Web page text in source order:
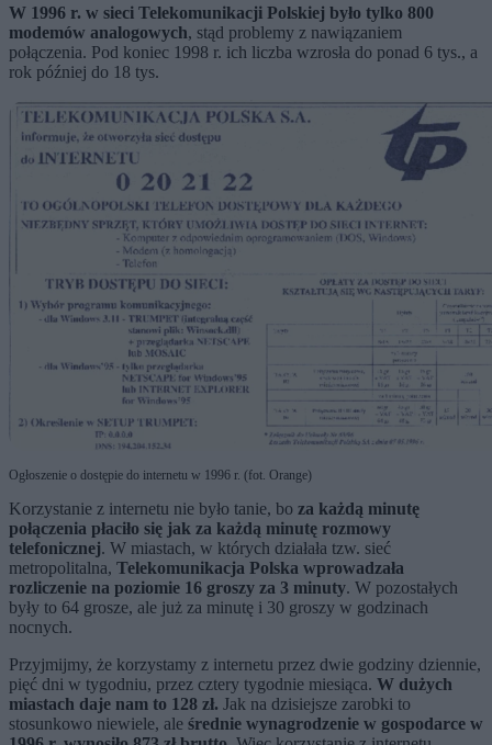
W 1996 r. w sieci Telekomunikacji Polskiej było tylko 800
modemów analogowych, stąd problemy z nawiązaniem
połączenia. Pod koniec 1998 r. ich liczba wzrosła do ponad 6 tys., a
rok później do 18 tys.
Ogłoszenie o dostępie do internetu w 1996 r. (fot. Orange)
Korzystanie z internetu nie było tanie, bo za każdą minutę
połączenia płaciło się jak za każdą minutę rozmowy
telefonicznej. W miastach, w których działała tzw. sieć
metropolitalna, Telekomunikacja Polska wprowadzała
rozliczenie na poziomie 16 groszy za 3 minuty. W pozostałych
były to 64 grosze, ale już za minutę i 30 groszy w godzinach
nocnych.
Przyjmijmy, że korzystamy z internetu przez dwie godziny dziennie,
pięć dni w tygodniu, przez cztery tygodnie miesiąca. W dużych
miastach daje nam to 128 zł. Jak na dzisiejsze zarobki to
stosunkowo niewiele, ale średnie wynagrodzenie w gospodarce w